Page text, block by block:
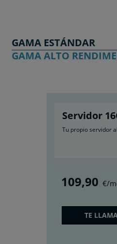
GAMA ESTÁNDAR
GAMA ALTO
Servidor
Tu propio servidor
109,90 €/
TE